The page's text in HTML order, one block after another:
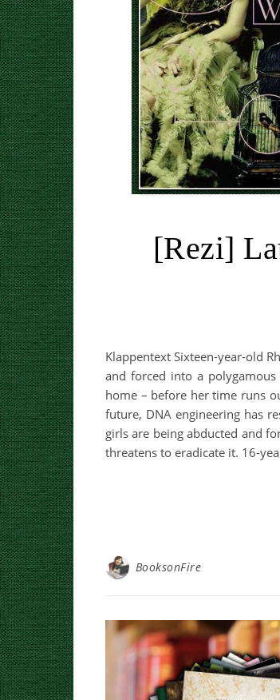
[Rezi]
Klappentext Sixteen-year-old
and forced into a
home – before her time runs
future, DNA engineering has
girls are being abducted and
threatens to eradicate it. 16-
BooksonFire